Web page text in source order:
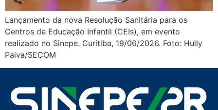
Lançamento da nova Resolução Sanitária para os
Centros de Educação Infantil (CEIs), em evento
realizado no Sinepe. Curitiba, 19/06/2026. Foto: Hully
Paiva/SECOM